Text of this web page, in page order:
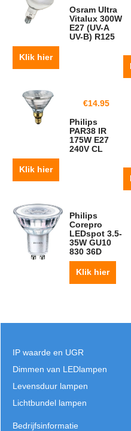
Osram Ultra
Vitalux 300W
E27 (UV-A
UV-B) R125
Klik hier
€14.95
Philips
PAR38 IR
175W E27
240V CL
Klik hier
Philips
Corepro
LEDspot 3.5-
35W GU10
830 36D
Klik hier
IP waarde en UGR
Dimmen van LEDlampen
Levensduur lampen
Lichtbundel lampen
Bedrijfsinformatie